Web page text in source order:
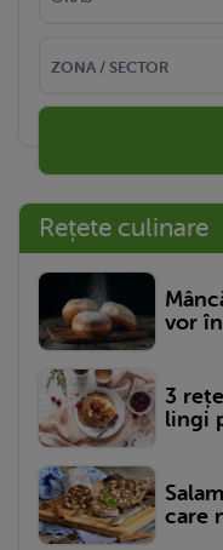
Rețete culinare
vor
3
lingi
care